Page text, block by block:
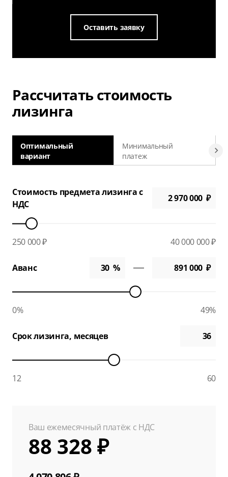
Оставить заявку
Рассчитать стоимость
лизинга
Оптимальный
вариант
Минимальный
платеж
Стоимость предмета лизинга с
НДС
250 000 ₽ 40 000 000 ₽
Аванс
0% 49%
Срок лизинга, месяцев
12 60
Ваш ежемесячный платёж с НДС
88 328 ₽